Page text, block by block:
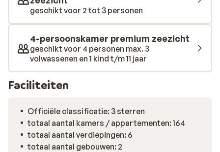
nog eens een leuke show gegeven.
geschikt voor 2 tot 3 personen
4-persoonskamer premium zeezicht
geschikt voor 4 personen max. 3
volwassenen en 1 kind t/m 11 jaar
Faciliteiten
Officiële classificatie: 3 sterren
totaal aantal kamers / appartementen: 164
totaal aantal verdiepingen: 6
totaal aantal gebouwen: 2